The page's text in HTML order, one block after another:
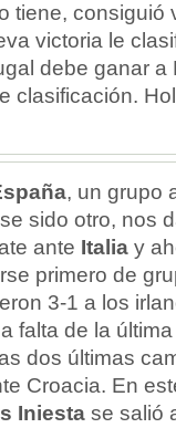
tiene, consiguió
victoria le
debe ganar
clasificación.
, un grupo
sido otro, nos
ante Italia y
primero de
3-1 a los
falta de la
dos últimas
Croacia. En
Iniesta se salió